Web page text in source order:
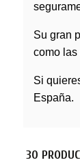
Su gran
como las
Si
España.
30